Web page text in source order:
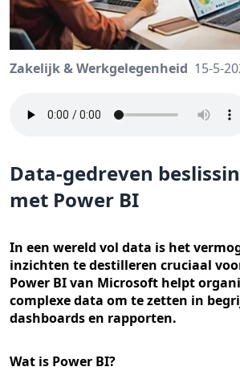
Zakelijk & Werkgelegenheid 15-5-
Data-gedreven
met Power BI
In een wereld vol data is het
inzichten te destilleren cruciaal
Power BI van Microsoft helpt
complexe data om te zetten in
dashboards en rapporten.
Wat is Power BI?